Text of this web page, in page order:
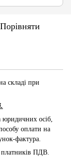
Порівняти
складі при
юридичних осіб,
оплати на
фактура.
ПДВ.